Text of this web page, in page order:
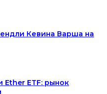
Кевина Варша на
Ether ETF: рынок